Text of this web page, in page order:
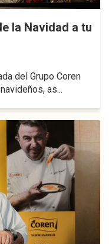
la Navidad a tu
del Grupo Coren
as...